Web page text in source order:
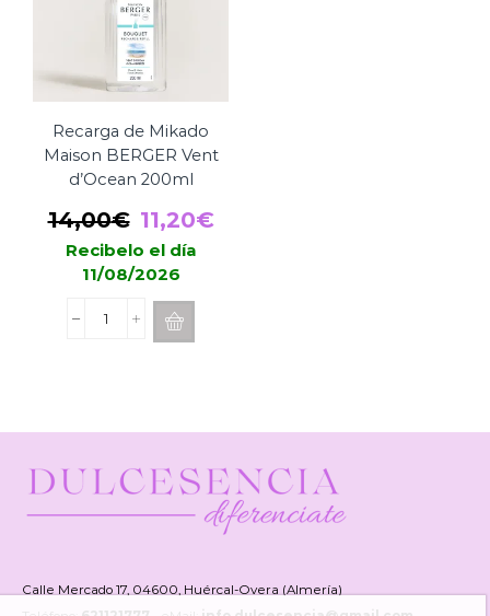
Recarga de Mikado
Maison BERGER Vent
d’Ocean 200ml
14,00€ El
precio
original
era:
14,00€.
11,20€El
Recibelo el día
11/08/2026
Recarga
Vent
200ml
cantidad
Calle Mercado 17, 04600, Huércal-Overa (Almería)